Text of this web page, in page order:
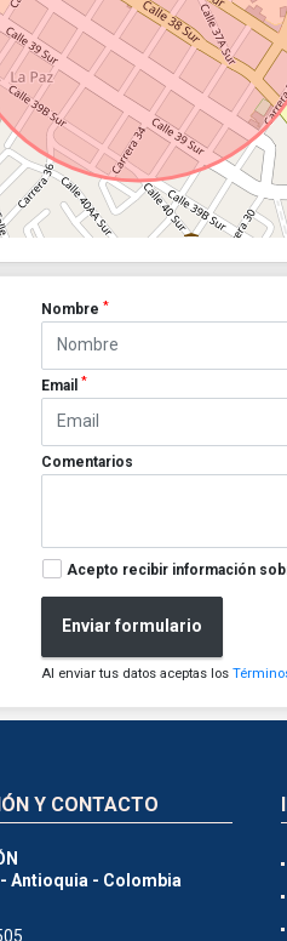
Nombre*
Email*
Comentarios
Acepto recibir información
Enviar formulario
Al enviar tus datos aceptas los
Y CONTACTO
Antioquia - Colombia